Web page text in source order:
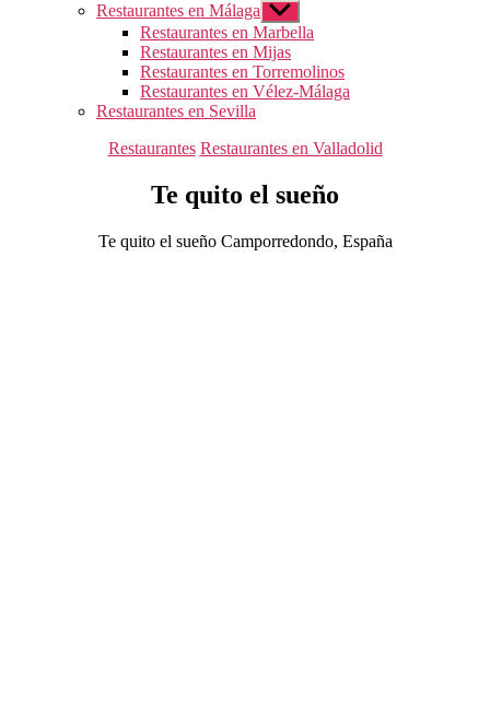
Restaurantes en Málaga Mostrar
el
submenú
Restaurantes en Marbella
Restaurantes en Mijas
Restaurantes en Torremolinos
Restaurantes en Vélez-Málaga
Restaurantes en Sevilla
Categorías
Restaurantes Restaurantes en Valladolid
Te quito el sueño
Te quito el sueño Camporredondo, España